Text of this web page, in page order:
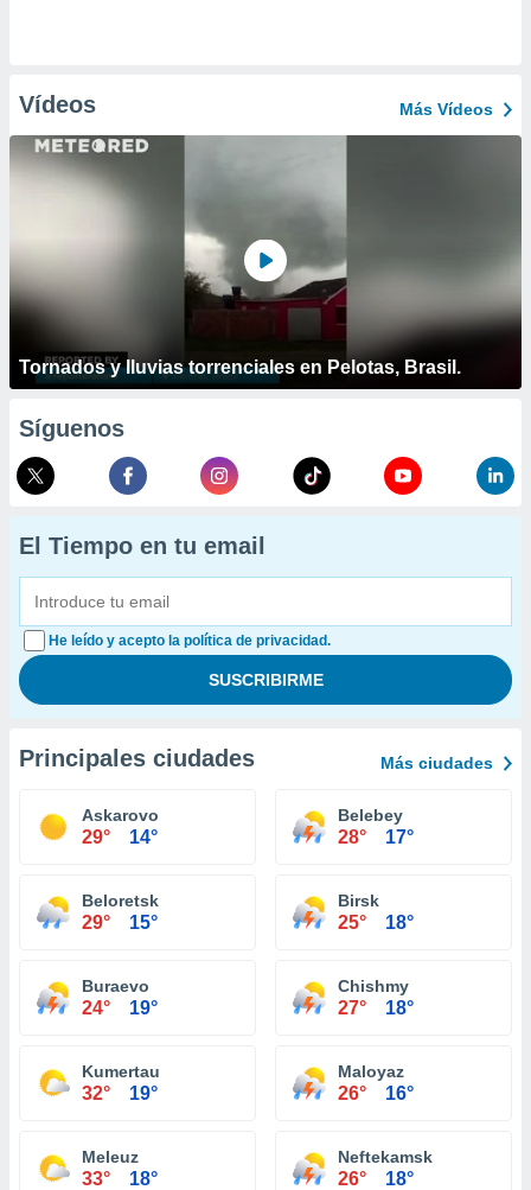
Vídeos Más Vídeos
Tornados y lluvias torrenciales en Pelotas, Brasil.
Síguenos
El Tiempo en tu email
He leído y acepto la política de privacidad.
Principales ciudades Más ciudades
Askarovo
29° 14°
Belebey
28° 17°
Beloretsk
29° 15°
Birsk
25° 18°
Buraevo
24° 19°
Chishmy
27° 18°
Kumertau
32° 19°
Maloyaz
26° 16°
Meleuz
33° 18°
Neftekamsk
26° 18°